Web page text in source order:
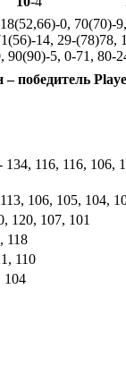
0, 70(70)-
14, 29-(78)78,
90(90)-5, 0-71, 80-
победитель
116, 116, 106,
106, 105, 104,
120, 107, 101
118
110
104